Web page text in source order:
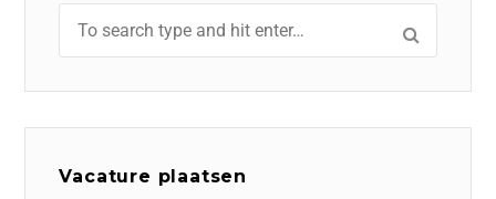
Vacature plaatsen